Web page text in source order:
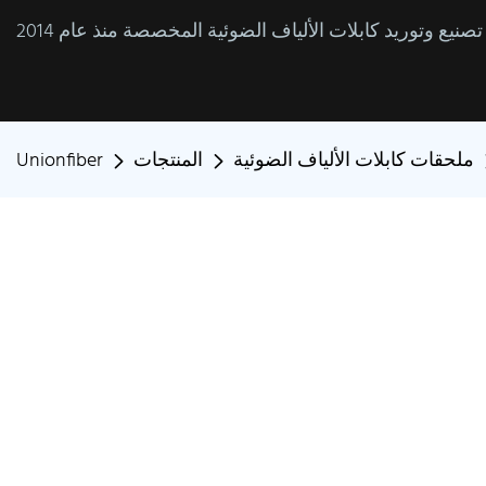
Unionfiber المنتجات ملحقات كابلات الألياف الضوئية